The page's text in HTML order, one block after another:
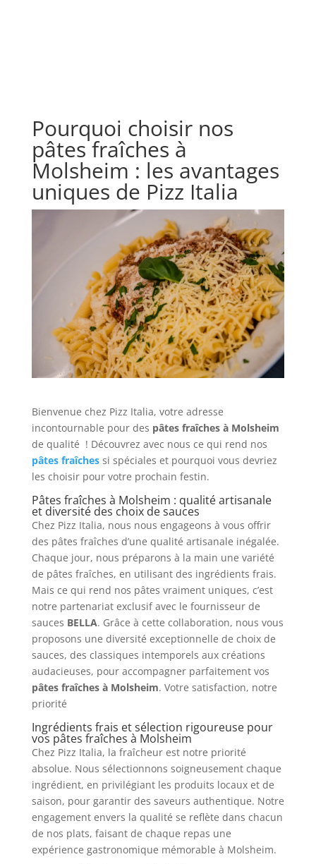
Pourquoi choisir nos
pâtes fraîches à
Molsheim : les avantages
uniques de Pizz Italia
Bienvenue chez Pizz Italia, votre adresse
incontournable pour des pâtes fraîches à Molsheim
de qualité ! Découvrez avec nous ce qui rend nos
pâtes fraîchessi spéciales et pourquoi vous devriez
les choisir pour votre prochain festin.
Pâtes fraîches à Molsheim : qualité artisanale
et diversité des choix de sauces
Chez Pizz Italia, nous nous engageons à vous offrir
des pâtes fraîches d’une qualité artisanale inégalée.
Chaque jour, nous préparons à la main une variété
de pâtes fraîches, en utilisant des ingrédients frais.
Mais ce qui rend nos pâtes vraiment uniques, c’est
notre partenariat exclusif avec le fournisseur de
sauces BELLA. Grâce à cette collaboration, nous vous
proposons une diversité exceptionnelle de choix de
sauces, des classiques intemporels aux créations
audacieuses, pour accompagner parfaitement vos
pâtes fraîches à Molsheim. Votre satisfaction, notre
priorité
Ingrédients frais et sélection rigoureuse pour
vos pâtes fraîches à Molsheim
Chez Pizz Italia, la fraîcheur est notre priorité
absolue. Nous sélectionnons soigneusement chaque
ingrédient, en privilégiant les produits locaux et de
saison, pour garantir des saveurs authentique. Notre
engagement envers la qualité se reflète dans chacun
de nos plats, faisant de chaque repas une
expérience gastronomique mémorable à Molsheim.